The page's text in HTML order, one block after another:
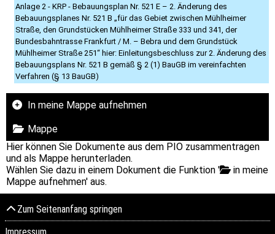
Anlage 2 - KRP - Bebauungsplan Nr. 521 E – 2. Änderung des
Bebauungsplanes Nr. 521 B „für das Gebiet zwischen Mühlheimer
Straße, den Grundstücken Mühlheimer Straße 333 und 341, der
Bundesbahntrasse Frankfurt / M. – Bebra und dem Grundstück
Mühlheimer Straße 251“ hier: Einleitungsbeschluss zur 2. Änderung des
Bebauungsplans Nr. 521 B gemäß § 2 (1) BauGB im vereinfachten
Verfahren (§ 13 BauGB)
In meine Mappe aufnehmen
Mappe
Hier können Sie Dokumente aus dem PIO zusammentragen
und als Mappe herunterladen.
Wählen Sie dazu in einem Dokument die Funktion '
in meine
Mappe aufnehmen' aus.
Zum Seitenanfang springen